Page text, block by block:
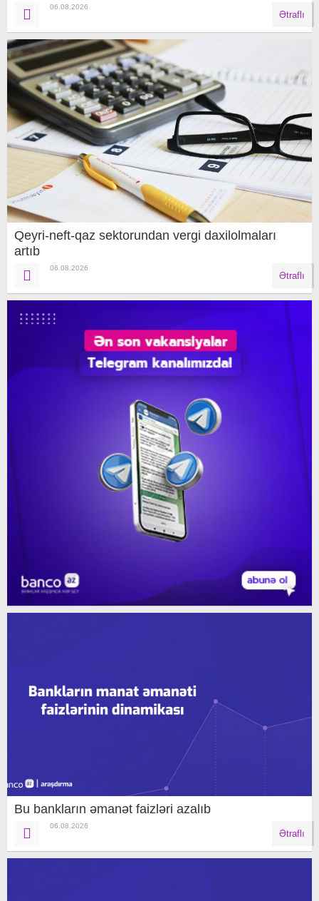
06.08.2026
Ətraflı
Qeyri-neft-qaz sektorundan vergi daxilolmaları
artıb
06.08.2026
Ətraflı
Bu bankların əmanət faizləri azalıb
06.08.2026
Ətraflı